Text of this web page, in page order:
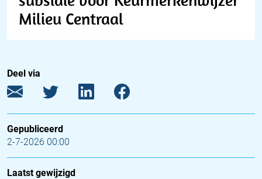
Milieu Centraal
Deel via
Gepubliceerd
2-7-2026 00:00
Laatst gewijzigd